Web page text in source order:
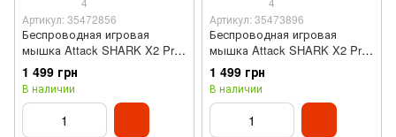
Артикул: 35472856
Беспроводная игровая
мышка Attack SHARK X2 Pro
(4000 DPI, 2.4G, RGB, black)
1 499 грн
В наличии
Артикул: 35473896
Беспроводная игровая
мышка Attack SHARK X2 Pro
(4000DPI, 2.4G, RGB, white)
1 499 грн
В наличии